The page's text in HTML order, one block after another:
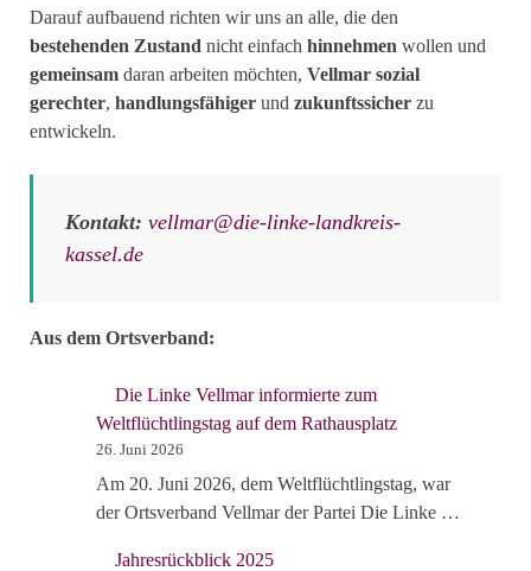
Darauf aufbauend richten wir uns an alle, die den
bestehenden Zustand nicht einfach hinnehmen wollen und
gemeinsam daran arbeiten möchten, Vellmar sozial
gerechter, handlungsfähiger und zukunftssicher zu
entwickeln.
Kontakt: vellmar@die-linke-landkreis-
kassel.de
Aus dem Ortsverband:
Die Linke Vellmar informierte zum
Weltflüchtlingstag auf dem Rathausplatz
26. Juni 2026
Am 20. Juni 2026, dem Weltflüchtlingstag, war
der Ortsverband Vellmar der Partei Die Linke …
Jahresrückblick 2025